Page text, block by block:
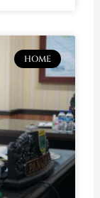
HOME